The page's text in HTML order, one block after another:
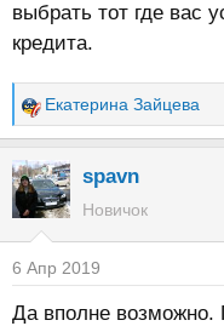
выбрать тот где вас
кредита.
Р
е
а
к
ц
и
и
:
Екатерина Зайцева
spavn
Новичок
6 Апр 2019
Да вполне возможно.